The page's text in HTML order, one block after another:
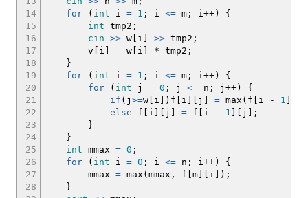
14
15
16
17
18
19
20
21
22
23
24
25
26
27
28
for
( int i = 1 ; i <= m ; i++)
{
int tmp2 ;
cin >> w i >> tmp2 ;
v
i = w i * tmp2 ;
}
for
( int i = 1 ; i <= m ; i++)
{
for
( int j = 0 ; j <= n ; j ++)
{
if ( j >=w i ) f i j = max ( f i - 1
else f i j = f i - 1 j
;
}
}
int mmax = 0 ;
for
( int i = 0 ; i <= n ; i++)
{
mmax = max ( mmax, f m i ) ;
}